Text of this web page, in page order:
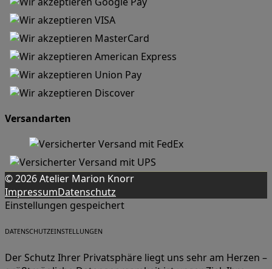
Versandarten
© 2026 Atelier Marion Knorr
ImpressumDatenschutz
Einstellungen gespeichert
DATENSCHUTZEINSTELLUNGEN
Der Schutz Ihrer Privatsphäre liegt uns sehr am Herzen –